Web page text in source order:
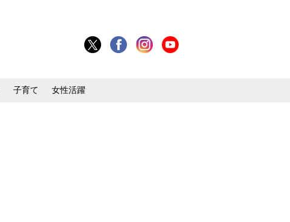
子育て 女性活躍